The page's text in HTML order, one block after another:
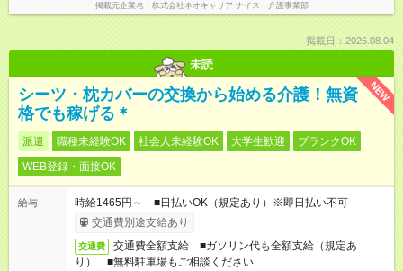
掲載元企業名 株式会社ネオキャリア ナイス！介護事業部
掲載日：2026.08.04
未読
NEW
シーツ・枕カバーの交換から始める介護！無資
格でも稼げる＊
派遣 職種未経験OK 社会人未経験OK 大学生歓迎
ブランクOK
WEB登録・面接OK
給与
時給1465円～ ■日払いOK（規定あり）※即日払い不可
交通費別途支給あり
交通費
交通費全額支給 ■ガソリン代も全額支給（規定あ
り） ■無料駐車場もご相談ください